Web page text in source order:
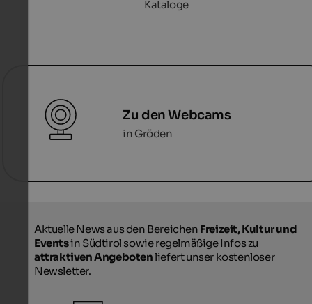
Kataloge
Zu den Webcams
in Gröden
Aktuelle News aus den Bereichen Freizeit, Kultur und
Eventsin Südtirol sowie regelmäßige Infos zu
attraktiven Angebotenliefert unser kostenloser
Newsletter.